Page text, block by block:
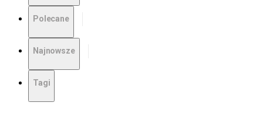
Polecane
Najnowsze
Tagi